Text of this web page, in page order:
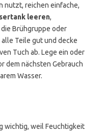
nutzt, reichen einfache,
leeren,
Brühgruppe oder
Teile gut und decke
Tuch ab. Lege ein oder
dem nächsten Gebrauch
Wasser.
wichtig, weil Feuchtigkeit